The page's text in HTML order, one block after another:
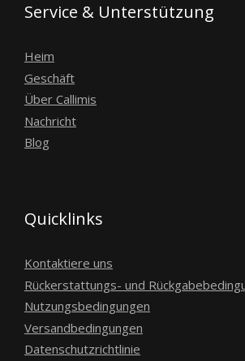
Service & Unterstützung
Heim
Geschäft
Über Callimis
Nachricht
Blog
Quicklinks
Kontaktiere uns
Rückerstattungs- und
Nutzungsbedingungen
Versandbedingungen
Datenschutzrichtlinie